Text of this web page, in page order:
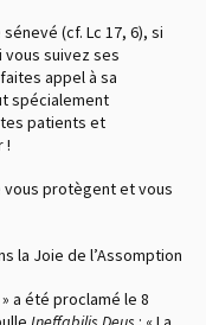
sénevé (cf. Lc 17, 6), si
vous suivez ses
appel à sa
spécialement
patients et
!
vous protègent et vous
la Joie de l’Assomption
a été proclamé le 8